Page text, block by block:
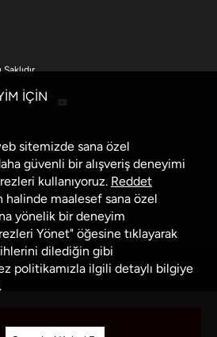
Sepete Ekle
İÇİN
sitemizde sana özel
güvenli bir alışveriş deneyimi
kullanıyoruz. Reddet
halinde maalesef sana özel
yönelik bir deneyim
Yönet" öğesine tıklayarak
dilediğin gibi
politikamızla ilgili detaylı bilgiye